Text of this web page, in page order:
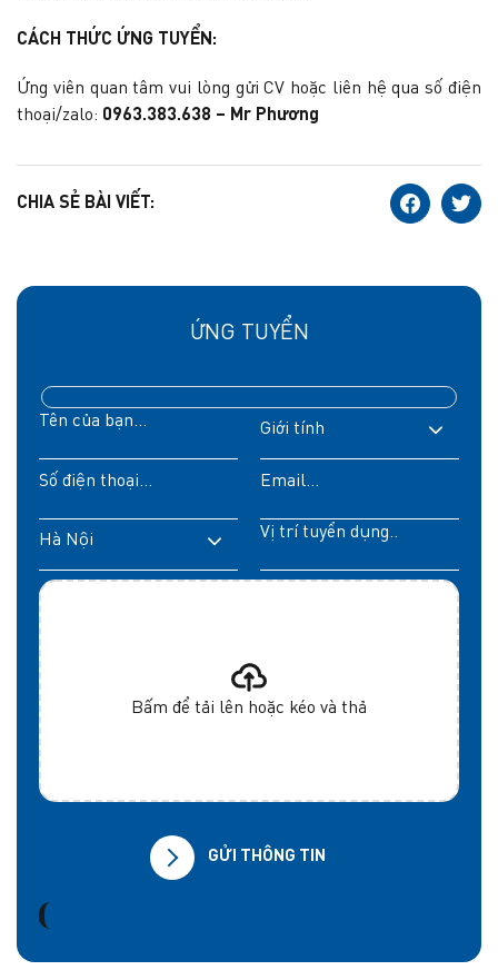
CÁCH THỨC ỨNG TUYỂN:
Ứng viên quan tâm vui lòng gửi CV hoặc liên hệ qua số điện
thoại/zalo: 0963.383.638 – Mr Phương
CHIA SẺ BÀI VIẾT:
ỨNG TUYỂN
Giới tính
Hà Nội
Bấm để tải lên hoặc kéo và thả
GỬI THÔNG TIN